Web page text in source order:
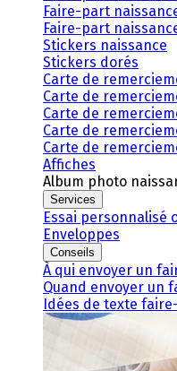
Faire-part
Faire-part
Stickers naissance
Stickers dorés
Carte de
Carte de
Carte de
Carte de
Carte de
Affiches
Album photo
Services
Essai personnalisé
Enveloppes
Conseils
À qui envoyer un
Quand envoyer un
Idées de texte